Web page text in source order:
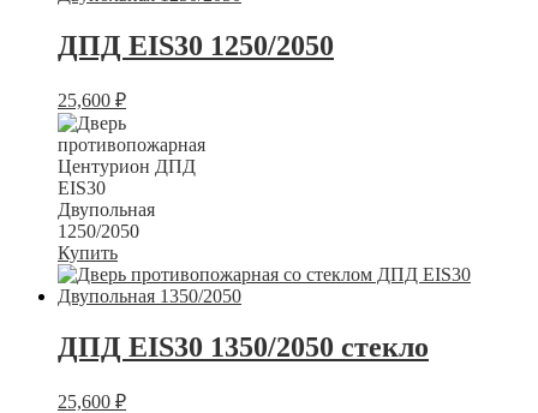
ДПД EIS30 1250/2050
25,600 ₽
Купить
ДПД EIS30 1350/2050 стекло
25,600 ₽